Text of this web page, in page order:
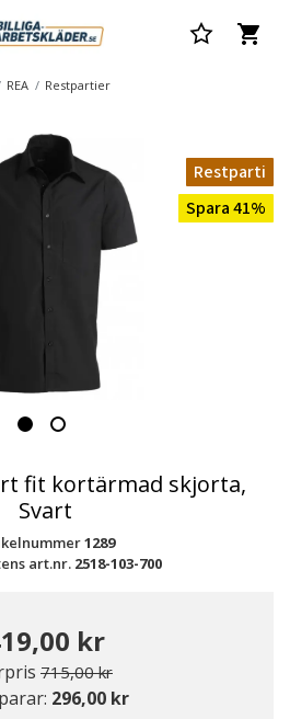
REA Restpartier
Restparti
Spara 41%
fit kortärmad skjorta,
Svart
1289
art.nr. 2518-103-700
kr
Pris nedsatt från
715,00 krtill
296,00 kr